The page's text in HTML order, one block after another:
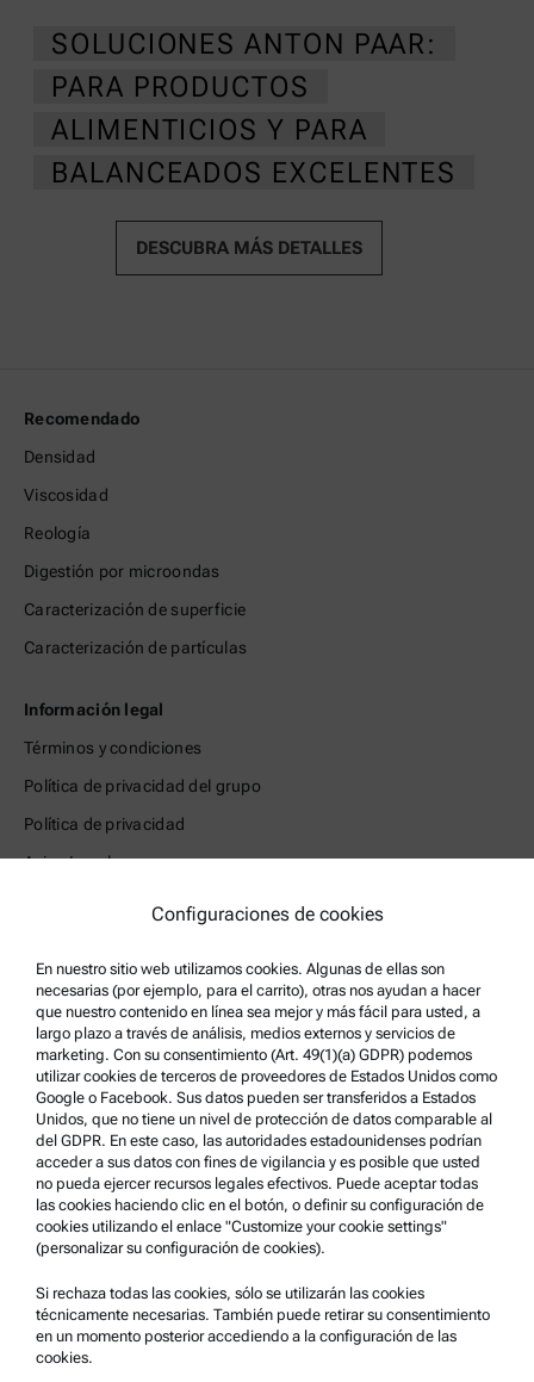
SOLUCIONES ANTON PAAR:
PARA PRODUCTOS
ALIMENTICIOS Y PARA
BALANCEADOS EXCELENTES
DESCUBRA MÁS DETALLES
Recomendado
Densidad
Viscosidad
Reología
Digestión por microondas
Caracterización de superficie
Caracterización de partículas
Información legal
Términos y condiciones
Política de privacidad del grupo
Política de privacidad
Aviso Legal
Sistema de denuncia de irregularidades
Asistencia para el producto
Anton Paar Certified Service
Declaración de seguridad
Centros técnicos Anton Paar
Comuníquese con nosotros
Información de la empresa
Empresa
Noticias
Relaciones públicas
Configuraciones de cookies
En nuestro sitio web utilizamos cookies. Algunas de ellas son
necesarias (por ejemplo, para el carrito), otras nos ayudan a hacer
que nuestro contenido en línea sea mejor y más fácil para usted, a
largo plazo a través de análisis, medios externos y servicios de
marketing. Con su consentimiento (Art. 49(1)(a) GDPR) podemos
utilizar cookies de terceros de proveedores de Estados Unidos como
Google o Facebook. Sus datos pueden ser transferidos a Estados
Unidos, que no tiene un nivel de protección de datos comparable al
del GDPR. En este caso, las autoridades estadounidenses podrían
acceder a sus datos con fines de vigilancia y es posible que usted
no pueda ejercer recursos legales efectivos. Puede aceptar todas
las cookies haciendo clic en el botón, o definir su configuración de
cookies utilizando el enlace "Customize your cookie settings"
(personalizar su configuración de cookies).
Si rechaza todas las cookies, sólo se utilizarán las cookies
técnicamente necesarias. También puede retirar su consentimiento
en un momento posterior accediendo a la configuración de las
cookies.